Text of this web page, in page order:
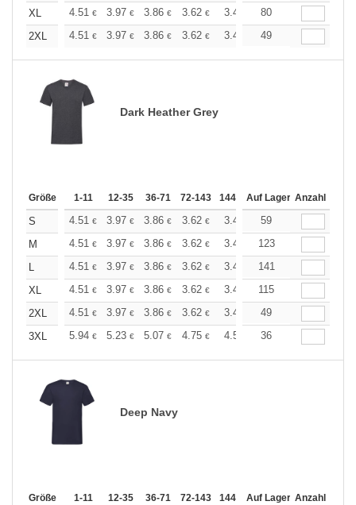
XL
4.51 € 3.97 € 3.86 € 3.62 € 3.44 3.37
80
2XL
4.51 € 3.97 € 3.86 € 3.62 € 3.44 3.37
49
Dark Heather Grey
Größe 1-11 12-35 36-71 72-143 144-287 288 + Mehr
Auf Lager Anzahl
S 4.51 € 3.97 € 3.86 € 3.62 € 3.44 3.37
59
M
4.51 € 3.97 € 3.86 € 3.62 € 3.44 3.37
123
L
4.51 € 3.97 € 3.86 € 3.62 € 3.44 3.37
141
XL
4.51 € 3.97 € 3.86 € 3.62 € 3.44 3.37
115
2XL
4.51 € 3.97 € 3.86 € 3.62 € 3.44 3.37
49
3XL
5.94 € 5.23 € 5.07 € 4.75 € 4.51 4.43
36
Deep Navy
Größe 1-11 12-35 36-71 72-143 144-287 288 + Mehr
Auf Lager Anzahl